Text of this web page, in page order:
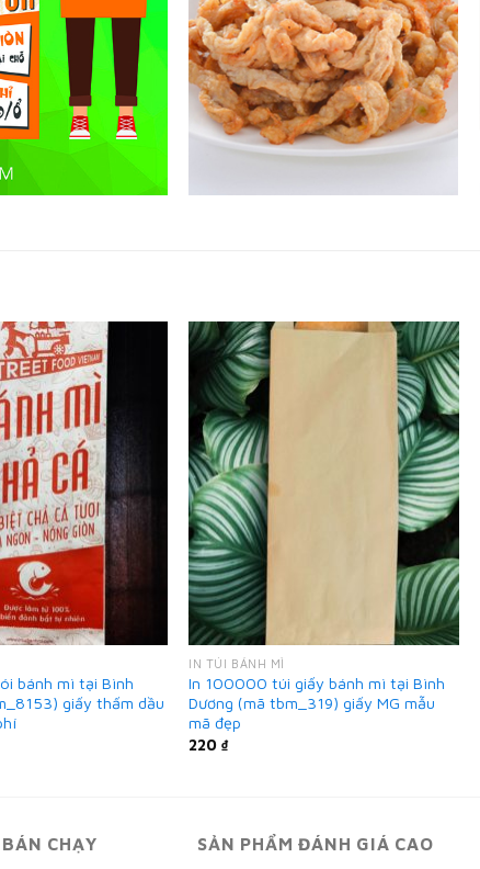
bánh mì tại Bình
giấy thấm dầu
IN TÚI BÁNH MÌ
In 100000 túi giấy bánh mì tại Bình
Dương (mã tbm_319) giấy MG mẫu
mã đẹp
220₫
CHẠY SẢN PHẨM ĐÁNH GIÁ CAO